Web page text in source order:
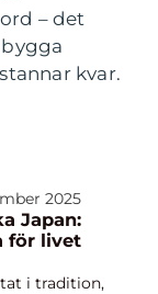
– det
kvar.
2025
Japan:
för livet
i tradition,